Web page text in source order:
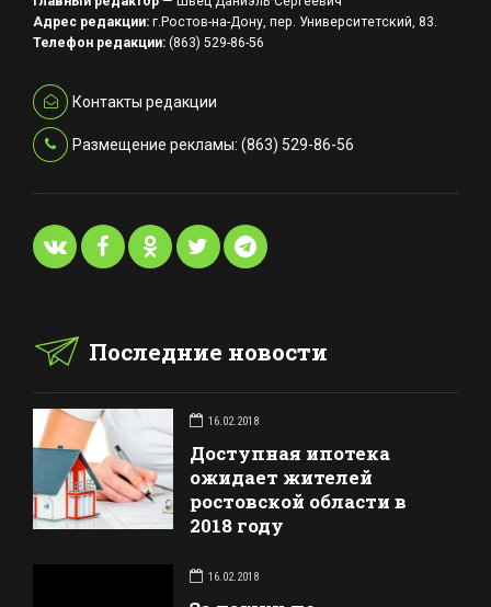
Адрес редакции: г.Ростов-на-Дону, пер. Университетский, 83.
Телефон редакции: (863) 529-86-56
Контакты редакции
Размещение рекламы: (863) 529-86-56
Последние новости
16.02.2018
Доступная ипотека
ожидает жителей
ростовской области в
2018 году
16.02.2018